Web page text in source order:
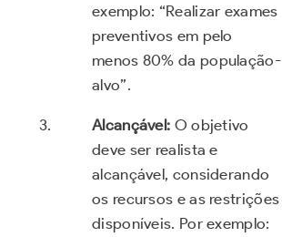
exemplo: “Realizar exames
preventivos em pelo
menos 80% da população-
alvo”.
Alcançável: O objetivo
deve ser realista e
alcançável, considerando
os recursos e as restrições
disponíveis. Por exemplo: